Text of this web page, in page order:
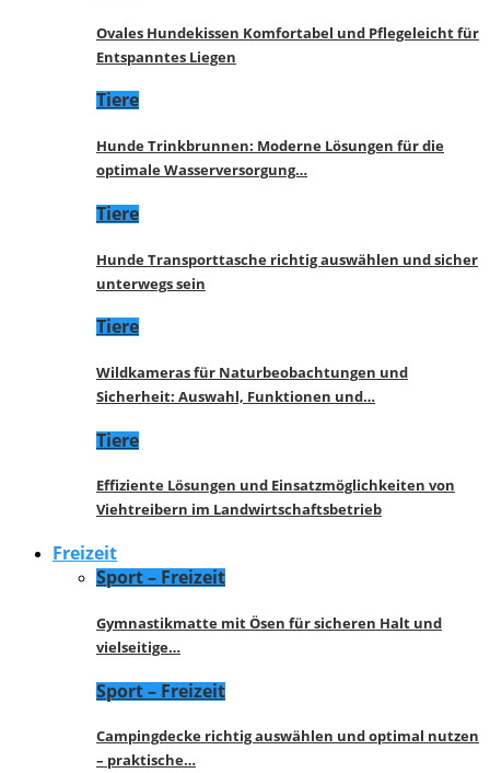
Ovales Hundekissen Komfortabel und Pflegeleicht für
Entspanntes Liegen
Tiere
Hunde Trinkbrunnen: Moderne Lösungen für die
optimale Wasserversorgung…
Tiere
Hunde Transporttasche richtig auswählen und sicher
unterwegs sein
Tiere
Wildkameras für Naturbeobachtungen und
Sicherheit: Auswahl, Funktionen und…
Tiere
Effiziente Lösungen und Einsatzmöglichkeiten von
Viehtreibern im Landwirtschaftsbetrieb
Freizeit
Sport – Freizeit
Gymnastikmatte mit Ösen für sicheren Halt und
vielseitige…
Sport – Freizeit
Campingdecke richtig auswählen und optimal nutzen
– praktische…